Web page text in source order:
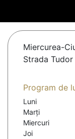
Miercurea-
Strada
Program de
Luni
Marți
Miercuri
Joi